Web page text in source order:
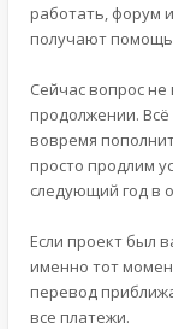
работать, форум
получают
Сейчас вопрос не
продолжении.
вовремя
просто продлим
следующий год в
Если проект был
именно тот
перевод
все платежи.